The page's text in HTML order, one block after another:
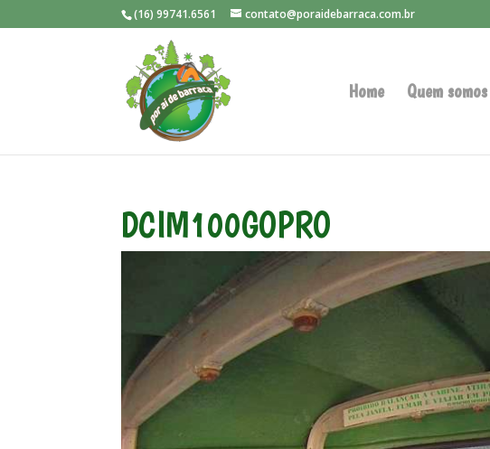
(16) 99741.6561 contato@poraidebarraca.com.br
Home Quem somos
DCIM100GOPRO